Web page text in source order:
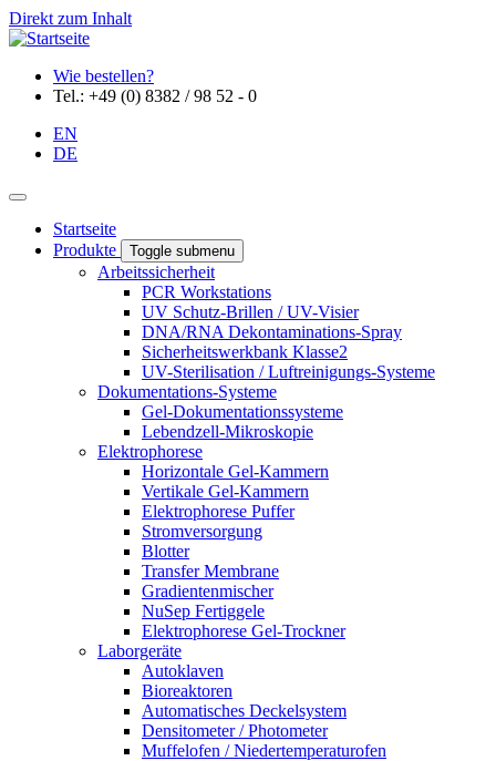
Direkt zum Inhalt
Wie bestellen?
Tel.: +49 (0) 8382 / 98 52 - 0
EN
DE
Startseite
Produkte
Toggle submenu
Arbeitssicherheit
PCR Workstations
UV Schutz-Brillen / UV-Visier
DNA/RNA Dekontaminations-Spray
Sicherheitswerkbank Klasse2
UV-Sterilisation / Luftreinigungs-Systeme
Dokumentations-Systeme
Gel-Dokumentationssysteme
Lebendzell-Mikroskopie
Elektrophorese
Horizontale Gel-Kammern
Vertikale Gel-Kammern
Elektrophorese Puffer
Stromversorgung
Blotter
Transfer Membrane
Gradientenmischer
NuSep Fertiggele
Elektrophorese Gel-Trockner
Laborgeräte
Autoklaven
Bioreaktoren
Automatisches Deckelsystem
Densitometer / Photometer
Muffelofen / Niedertemperaturofen